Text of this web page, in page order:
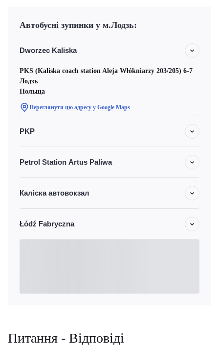
Автобусні зупинки у м.Лодзь:
Dworzec Kaliska
PKS (Kaliska coach station Aleja Włókniarzy 203/205) 6-7
Лодзь
Польща
Переглянути цю адресу у Google Maps
PKP
Petrol Station Artus Paliwa
Каліска автовокзал
Łódź Fabryczna
Питання - Відповіді